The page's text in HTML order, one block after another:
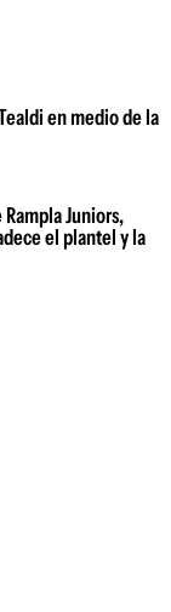
en medio de la
Juniors,
el plantel y la